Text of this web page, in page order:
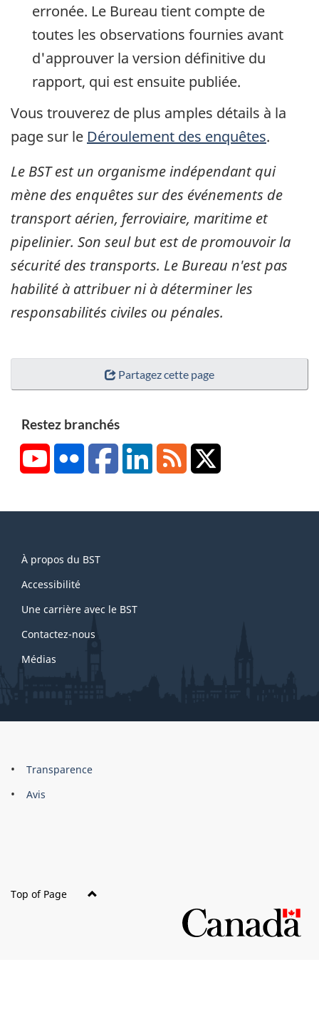
erronée. Le Bureau tient compte de
toutes les observations fournies avant
d'approuver la version définitive du
rapport, qui est ensuite publiée.
Vous trouverez de plus amples détails à la
page sur le Déroulement des enquêtes.
Le BST est un organisme indépendant qui
mène des enquêtes sur des événements de
transport aérien, ferroviaire, maritime et
pipelinier. Son seul but est de promouvoir la
sécurité des transports. Le Bureau n'est pas
habilité à attribuer ni à déterminer les
responsabilités civiles ou pénales.
Partagez cette page
Restez branchés
YouTubeFlickr FacebookLinkedInRSS
this
site
À propos du BST
Accessibilité
Une carrière avec le BST
Contactez-nous
Médias
About
this
Brand
Transparence
Avis
Top of Page